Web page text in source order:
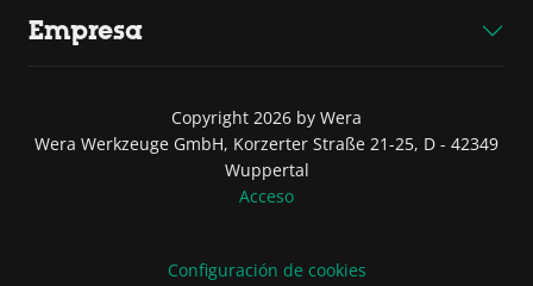
Empresa
Copyright 2026 by Wera
Wera Werkzeuge GmbH, Korzerter Straße 21-25, D - 42349
Wuppertal
Acceso
Configuración de cookies